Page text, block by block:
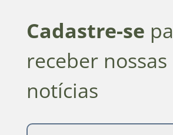
Cadastre-se
receber nossas
notícias